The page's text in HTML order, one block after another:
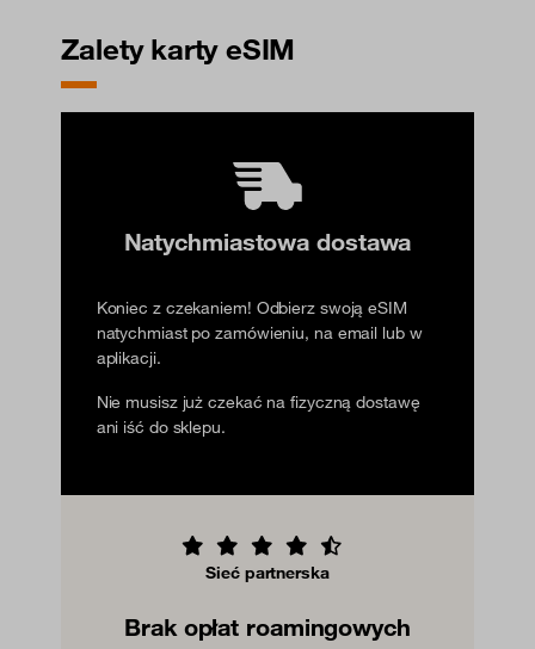
Zalety karty eSIM
Natychmiastowa dostawa
Koniec z czekaniem! Odbierz swoją eSIM
natychmiast po zamówieniu, na email lub w
aplikacji.
Nie musisz już czekać na fizyczną dostawę
ani iść do sklepu.
Sieć partnerska
Brak opłat roamingowych